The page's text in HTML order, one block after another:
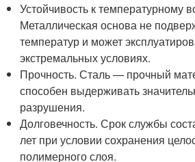
Устойчивость к температурному
Металлическая основа не
температур и может
экстремальных условиях.
Прочность. Сталь — прочный
способен выдерживать
разрушения.
Долговечность. Срок службы
лет при условии сохранения
полимерного слоя.